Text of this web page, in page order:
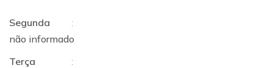
Segunda
:
não informado
Terça
: